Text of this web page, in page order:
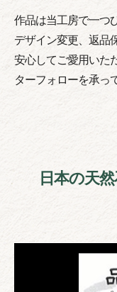
作品は当工房で一つ
デザイン変更、返品
安心してご愛用いた
ターフォローを承っ
日本の天